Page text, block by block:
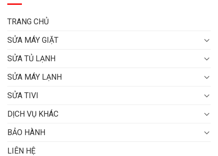
TRANG CHỦ
SỬA MÁY GIẶT
SỬA TỦ LẠNH
SỬA MÁY LẠNH
SỬA TIVI
DỊCH VỤ KHÁC
BẢO HÀNH
LIÊN HỆ